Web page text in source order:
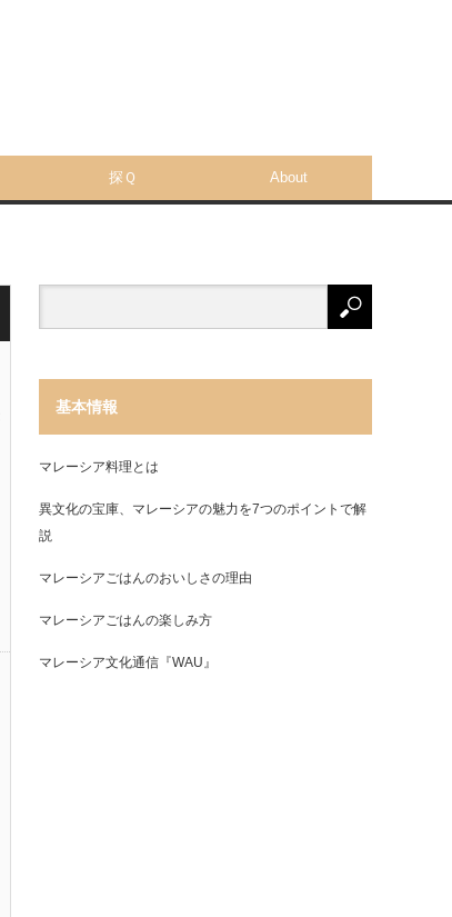
探Ｑ About
基本情報
マレーシア料理とは
異文化の宝庫、マレーシアの魅力を7つのポイントで解
説
マレーシアごはんのおいしさの理由
マレーシアごはんの楽しみ方
マレーシア文化通信『WAU』